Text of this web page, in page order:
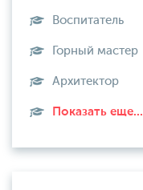
Воспитатель
Горный мастер
Архитектор
Показать еще...